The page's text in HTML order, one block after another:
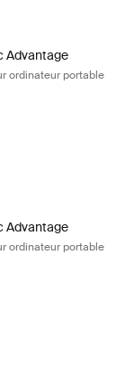
Advantage 14"
Advantage 14"
Advantage
ordinateur portable
Advantage 16"
Advantage 16"
Advantage
ordinateur portable
(selected)
Advantage 16"